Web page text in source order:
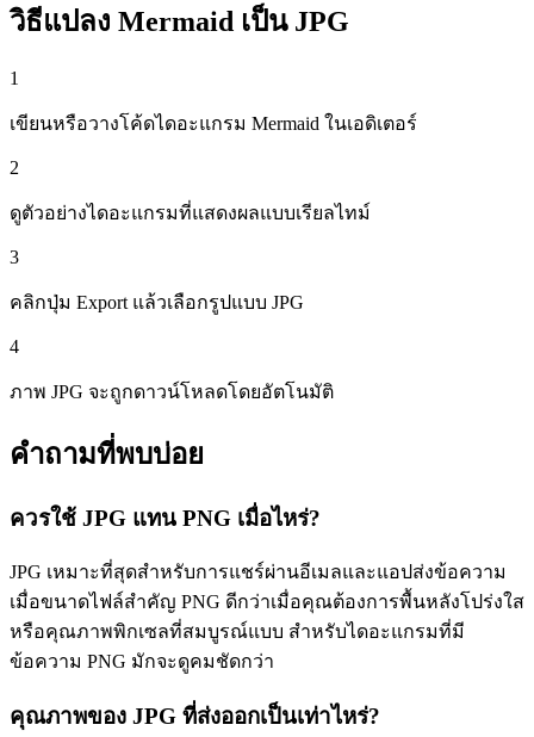
วิธีแปลง Mermaid เป็น JPG
1
เขียนหรือวางโค้ดไดอะแกรม Mermaid ในเอดิเตอร์
2
ดูตัวอย่างไดอะแกรมที่แสดงผลแบบเรียลไทม์
3
คลิกปุ่ม Export แล้วเลือกรูปแบบ JPG
4
ภาพ JPG จะถูกดาวน์โหลดโดยอัตโนมัติ
คำถามที่พบบ่อย
ควรใช้ JPG แทน PNG เมื่อไหร่?
JPG เหมาะที่สุดสำหรับการแชร์ผ่านอีเมลและแอปส่งข้อความ
เมื่อขนาดไฟล์สำคัญ PNG ดีกว่าเมื่อคุณต้องการพื้นหลังโปร่งใส
หรือคุณภาพพิกเซลที่สมบูรณ์แบบ สำหรับไดอะแกรมที่มี
ข้อความ PNG มักจะดูคมชัดกว่า
คุณภาพของ JPG ที่ส่งออกเป็นเท่าไหร่?